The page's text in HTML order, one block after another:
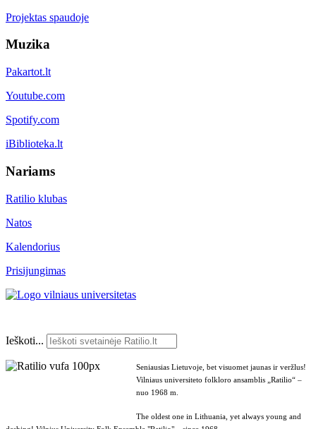
Projektas spaudoje
Muzika
Pakartot.lt
Youtube.com
Spotify.com
iBiblioteka.lt
Nariams
Ratilio klubas
Natos
Kalendorius
Prisijungimas
Ieškoti...
Seniausias Lietuvoje, bet visuomet jaunas ir veržlus!
Vilniaus universiteto folkloro ansamblis „Ratilio“ –
nuo 1968 m.
The oldest one in Lithuania, yet always young and